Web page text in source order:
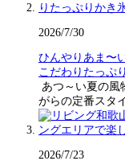
2026/7/30
ひんやりあま〜
こだわりたっぷ
あつ～い夏の風
がらの定番スタ
2026/7/23